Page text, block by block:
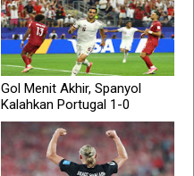
Gol Menit Akhir, Spanyol
Kalahkan Portugal 1-0